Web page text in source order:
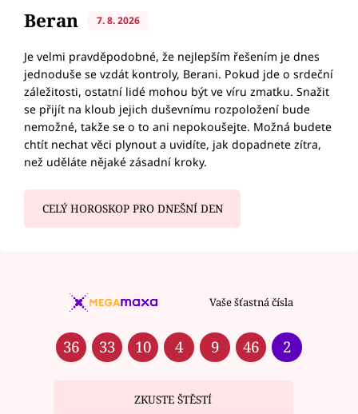
Beran 7. 8. 2026
Je velmi pravděpodobné, že nejlepším řešením je dnes
jednoduše se vzdát kontroly, Berani. Pokud jde o srdeční
záležitosti, ostatní lidé mohou být ve víru zmatku. Snažit
se přijít na kloub jejich duševnímu rozpoložení bude
nemožné, takže se o to ani nepokoušejte. Možná budete
chtít nechat věci plynout a uvidíte, jak dopadnete zítra,
než uděláte nějaké zásadní kroky.
CELÝ HOROSKOP PRO DNEŠNÍ DEN
Vaše šťastná čísla
36 33 10 4 9 46 2
ZKUSTE ŠTĚSTÍ